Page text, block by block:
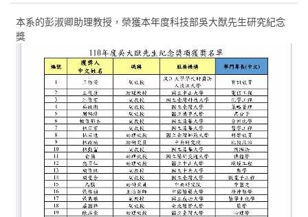
本系的彭淑卿助理教授，榮獲本年度科技部吳大猷先生研究紀念
獎